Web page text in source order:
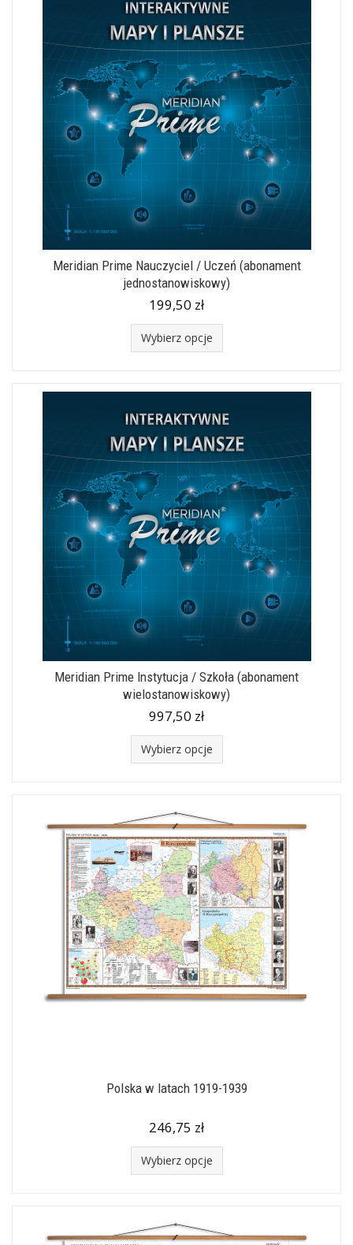
Meridian Prime Nauczyciel / Uczeń (abonament
jednostanowiskowy)
199,50 zł
Wybierz opcje
Meridian Prime Instytucja / Szkoła (abonament
wielostanowiskowy)
997,50 zł
Wybierz opcje
Polska w latach 1919-1939
246,75 zł
Wybierz opcje